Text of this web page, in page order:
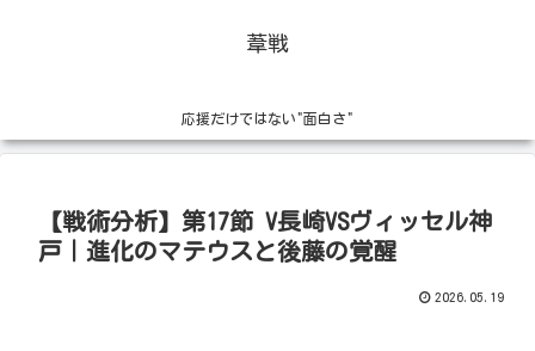
葦戦
応援だけではない"面白さ"
【戦術分析】第17節 V長崎VSヴィッセル神
戸｜進化のマテウスと後藤の覚醒
2026.05.19